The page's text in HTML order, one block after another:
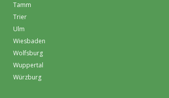
Tamm
Trier
Ulm
Wiesbaden
Wolfsburg
Wuppertal
Würzburg